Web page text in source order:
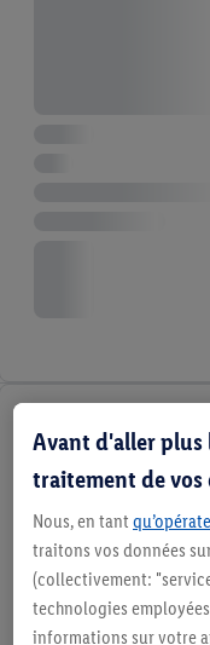
Avant d'aller
traitement de vos
Nous, en tant
traitons vos données
(collectivement:
technologies
informations sur votre